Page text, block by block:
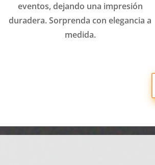
eventos, dejando una impresión
duradera. Sorprenda con elegancia a
medida.